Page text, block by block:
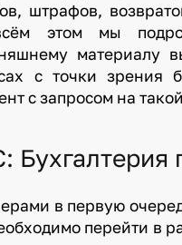
штрафов,
этом мы
материалу
с точки зрения
с запросом на
Бухгалтерия
в первую
перейти в